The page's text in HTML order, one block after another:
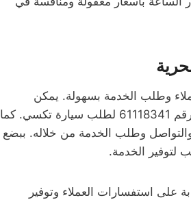
وطلب الخدمة بسهولة. يمكن
للعملاء الاتصال المباشر بخدمة تكسي صباح الأحمد البحرية عبر الرقم 61118341 لطلب سيارة تكسي. كما
وطلب الخدمة من خلاله. ببضع
لتوفير الخدمة.
على استفسارات العملاء وتوفير